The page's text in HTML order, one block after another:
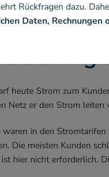
Rückfragen dazu.
Daten, Rechnungen
heute Strom zum
Netz er den Strom
in den
Die meisten Kunden
hier nicht erforderlich.